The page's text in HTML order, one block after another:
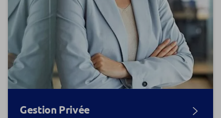
Gestion Privée